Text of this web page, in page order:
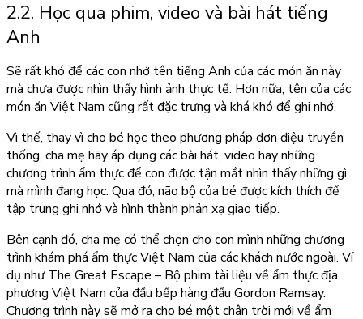
2.2. Học qua phim, video và bài hát tiếng
Anh
Sẽ rất khó để các con nhớ tên tiếng Anh của các món ăn này
mà chưa được nhìn thấy hình ảnh thực tế. Hơn nữa, tên của các
món ăn Việt Nam cũng rất đặc trưng và khá khó để ghi nhớ.
Vì thế, thay vì cho bé học theo phương pháp đơn điệu truyền
thống, cha mẹ hãy áp dụng các bài hát, video hay những
chương trình ẩm thực để con được tận mắt nhìn thấy những gì
mà mình đang học. Qua đó, não bộ của bé được kích thích để
tập trung ghi nhớ và hình thành phản xạ giao tiếp.
Bên cạnh đó, cha mẹ có thể chọn cho con mình những chương
trình khám phá ẩm thực Việt Nam của các khách nước ngoài. Ví
dụ như The Great Escape – Bộ phim tài liệu về ẩm thực địa
phương Việt Nam của đầu bếp hàng đầu Gordon Ramsay.
Chương trình này sẽ mở ra cho bé một chân trời mới về ẩm